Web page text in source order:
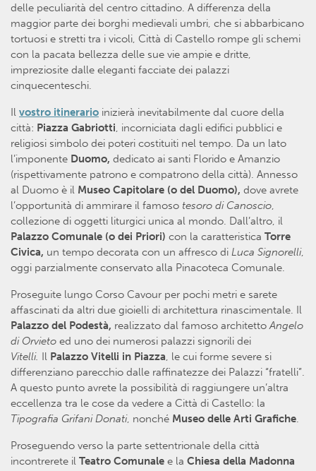
delle peculiarità del centro cittadino. A differenza della
maggior parte dei borghi medievali umbri, che si abbarbicano
tortuosi e stretti tra i vicoli, Città di Castello rompe gli schemi
con la pacata bellezza delle sue vie ampie e dritte,
impreziosite dalle eleganti facciate dei palazzi
cinquecenteschi.
Il vostro itinerario inizierà inevitabilmente dal cuore della
città: Piazza Gabriotti, incorniciata dagli edifici pubblici e
religiosi simbolo dei poteri costituiti nel tempo. Da un lato
l’imponente Duomo, dedicato ai santi Florido e Amanzio
(rispettivamente patrono e compatrono della città). Annesso
al Duomo è il Museo Capitolare (o del Duomo), dove avrete
l’opportunità di ammirare il famoso tesoro di Canoscio,
collezione di oggetti liturgici unica al mondo. Dall’altro, il
Palazzo Comunale (o dei Priori) con la caratteristica Torre
Civica, un tempo decorata con un affresco di Luca Signorelli,
oggi parzialmente conservato alla Pinacoteca Comunale.
Proseguite lungo Corso Cavour per pochi metri e sarete
affascinati da altri due gioielli di architettura rinascimentale. Il
Palazzo del Podestà, realizzato dal famoso architettoAngelo
di Orvieto ed uno dei numerosi palazzi signorili dei
Vitelli. Il Palazzo Vitelli in Piazza, le cui forme severe si
differenziano parecchio dalle raffinatezze dei Palazzi “fratelli”.
A questo punto avrete la possibilità di raggiungere un’altra
eccellenza tra le cose da vedere a Città di Castello: la
Tipografia Grifani Donati, nonché Museo delle Arti Grafiche.
Proseguendo verso la parte settentrionale della città
incontrerete il Teatro Comunale e la Chiesa della Madonna